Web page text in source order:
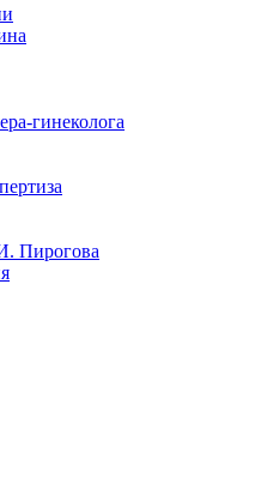
гинеколога
Пирогова